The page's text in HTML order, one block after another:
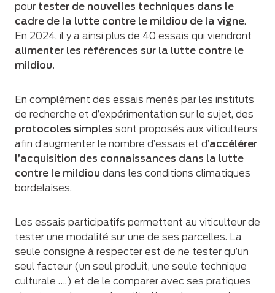
pour tester de nouvelles techniques dans le
cadre de la lutte contre le mildiou de la vigne.
En 2024, il y a ainsi plus de 40 essais qui viendront
alimenter les références sur la lutte contre le
mildiou.
En complément des essais menés par les instituts
de recherche et d’expérimentation sur le sujet, des
protocoles simples sont proposés aux viticulteurs
afin d’augmenter le nombre d’essais et d’accélérer
l’acquisition des connaissances dans la lutte
contre le mildiou dans les conditions climatiques
bordelaises.
Les essais participatifs permettent au viticulteur de
tester une modalité sur une de ses parcelles. La
seule consigne à respecter est de ne tester qu’un
seul facteur (un seul produit, une seule technique
culturale ….) et de le comparer avec ses pratiques